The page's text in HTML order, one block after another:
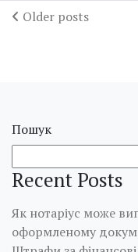
Older posts
Пошук
Recent Posts
Як нотаріус може
оформленому